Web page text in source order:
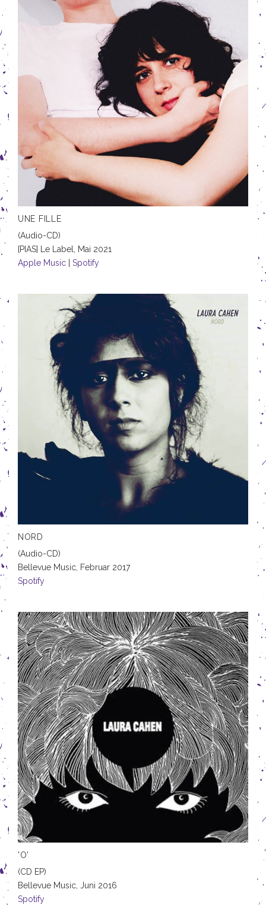
UNE FILLE
(Audio-CD)
[PIAS] Le Label, Mai 2021
Apple Music
Spotify
NORD
(Audio-CD)
Bellevue Music, Februar 2017
Spotify
'O'
(CD EP)
Bellevue Music, Juni 2016
Spotify